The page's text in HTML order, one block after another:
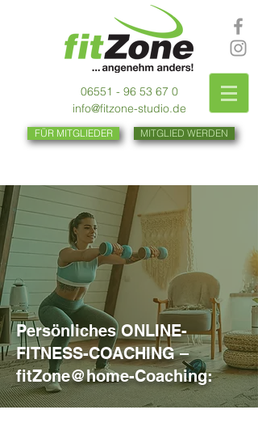
06551 - 96 53 67 0
info@fitzone-studio.de
FÜR MITGLIEDER MITGLIED WERDEN
Persönliches ONLINE-
FITNESS-COACHING –
fitZone@home-Coaching: